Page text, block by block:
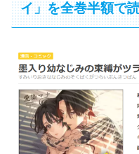
イ」を全巻半額で